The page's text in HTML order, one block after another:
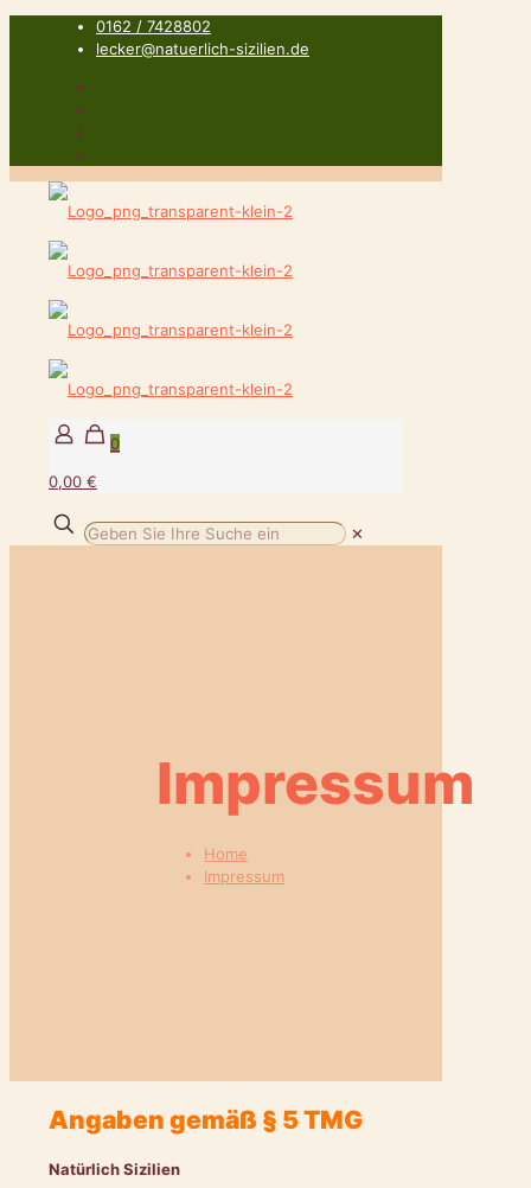
0162 / 7428802
lecker@natuerlich-sizilien.de
0
0,00 €
✕
Impressum
Home
Impressum
Angaben gemäß § 5 TMG
Natürlich Sizilien